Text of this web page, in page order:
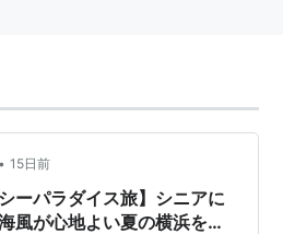
• 15日前
ーパラダイス旅】シニアに
風が心地よい夏の横浜をゆ